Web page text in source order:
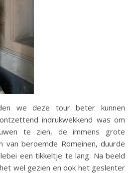
we deze tour beter kunnen
indrukwekkend was om
te zien, de immens grote
van beroemde Romeinen, duurde
een tikkeltje te lang. Na beeld
wel gezien en ook het geslenter